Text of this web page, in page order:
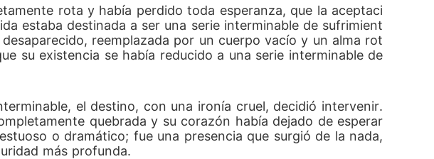
rota y había perdido toda esperanza, que la aceptaci
estaba destinada a ser una serie interminable de sufrimient
reemplazada por un cuerpo vacío y un alma rot
su existencia se había reducido a una serie interminable de
el destino, con una ironía cruel, decidió intervenir.
quebrada y su corazón había dejado de esperar
o dramático; fue una presencia que surgió de la nada,
más profunda.